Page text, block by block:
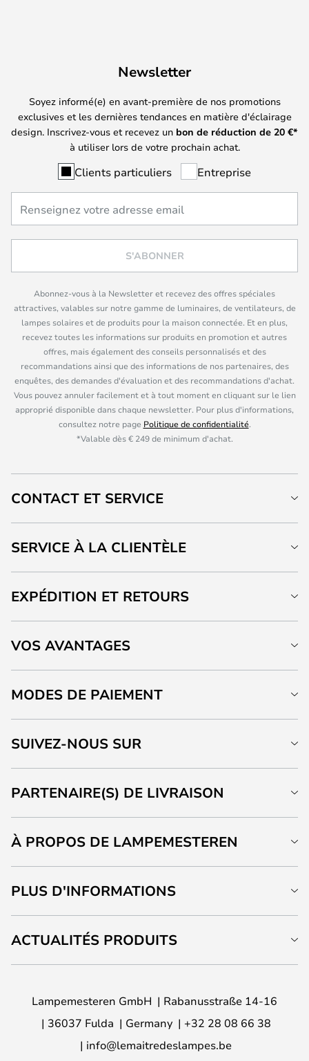
Newsletter
Soyez informé(e) en avant-première de nos promotions
exclusives et les dernières tendances en matière d'éclairage
design. Inscrivez-vous et recevez un bon de réduction de 20 €*
à utiliser lors de votre prochain achat.
Clients particuliers Entreprise
S'ABONNER
Abonnez-vous à la Newsletter et recevez des offres spéciales
attractives, valables sur notre gamme de luminaires, de ventilateurs, de
lampes solaires et de produits pour la maison connectée. Et en plus,
recevez toutes les informations sur produits en promotion et autres
offres, mais également des conseils personnalisés et des
recommandations ainsi que des informations de nos partenaires, des
enquêtes, des demandes d'évaluation et des recommandations d'achat.
Vous pouvez annuler facilement et à tout moment en cliquant sur le lien
approprié disponible dans chaque newsletter. Pour plus d'informations,
consultez notre page Politique de confidentialité.
*Valable dès € 249 de minimum d'achat.
CONTACT ET SERVICE
SERVICE À LA CLIENTÈLE
EXPÉDITION ET RETOURS
VOS AVANTAGES
MODES DE PAIEMENT
SUIVEZ-NOUS SUR
PARTENAIRE(S) DE LIVRAISON
À PROPOS DE LAMPEMESTEREN
PLUS D'INFORMATIONS
ACTUALITÉS PRODUITS
Lampemesteren GmbH
Rabanusstraße 14-16
36037 Fulda
Germany
+32 28 08 66 38
info@lemaitredeslampes.be